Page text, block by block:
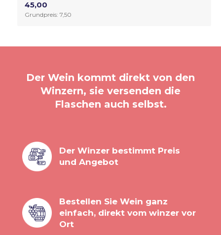
45,00
Grundpreis: 7,50
Der Wein kommt direkt von den
Winzern, sie versenden die
Flaschen auch selbst.
Der Winzer bestimmt Preis
und Angebot
Bestellen Sie Wein ganz
einfach, direkt vom winzer vor
Ort